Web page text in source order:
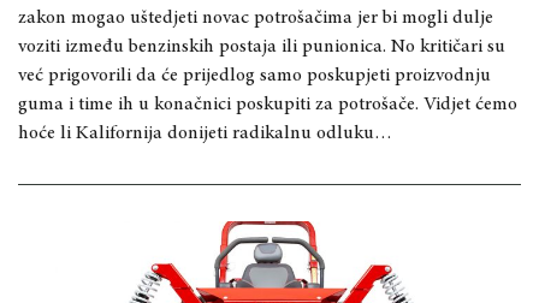
zakon mogao uštedjeti novac potrošačima jer bi mogli dulje
voziti između benzinskih postaja ili punionica. No kritičari su
već prigovorili da će prijedlog samo poskupjeti proizvodnju
guma i time ih u konačnici poskupiti za potrošače. Vidjet ćemo
hoće li Kalifornija donijeti radikalnu odluku…